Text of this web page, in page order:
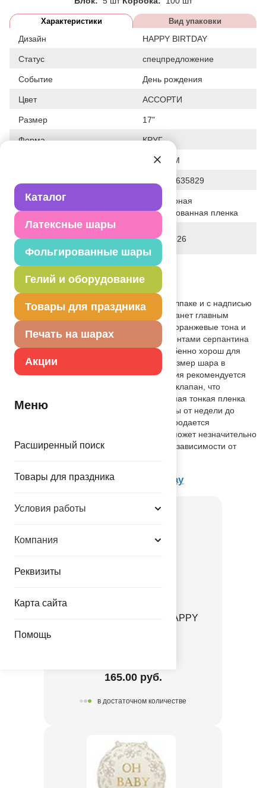
Каталог
Латексные шары
Фольгированные шары
Гелий и оборудование
Товары для праздника
Печать на шарах
Акции
Меню
Расширенный поиск
Товары для праздника
Условия работы
Компания
Реквизиты
Карта сайта
Помощь
Характеристики Вид упаковки
Дизайн HAPPY BIRTDAY
Статус спецпредложение
Событие День рождения
Цвет АССОРТИ
Размер 17"
Форма КРУГ
17"/43СМ
4690390635829
Полимерная
фольгированная пленка
Дата последнего изменения
28-01-2026
Вес 8.200 г
Описание товара
Очаровательный тигр в праздничном колпаке и с надписью
"Happy birthday" ("С днем рождения") станет главным
украшением детского праздника. Ярко- оранжевые тона и
весёлый дизайн с яркими конфетти и лентами серпантина
поднимают настроение. Такой шар особенно хорош для
именинников, обожающих животных. Размер шара в
ненадутом виде: 17"/43см. Для надувания рекомендуется
использовать гелий. Имеет встроенный клапан, что
упрощает надувание. Высококачественная тонкая пленка
обеспечивает шарам сохранение формы от недели до
одного месяца. Фольгированный шар продается
ненадутым. Внимание! Реальный цвет может незначительно
отличаться от изображения на экране в зависимости от
Товар из коллекцииHappy Birthday
ПД ФИГУРА Конфета HAPPY
165.00 руб.
в достаточном количестве